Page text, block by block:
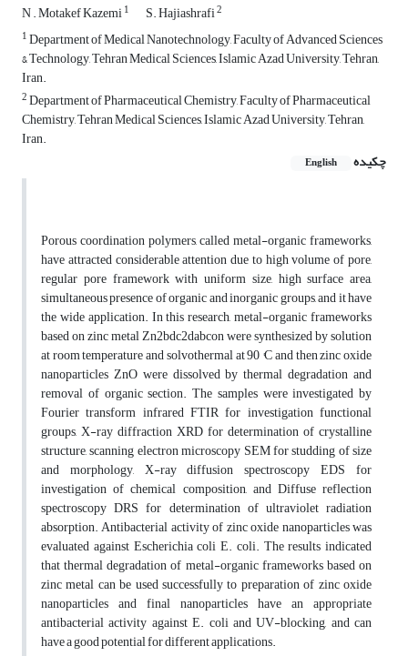
N . Motakef Kazemi1 S. Hajiashrafi2
1Department of Medical Nanotechnology, Faculty of Advanced Sciences
& Technology, Tehran Medical Sciences, Islamic Azad University, Tehran,
Iran.
2Department of Pharmaceutical Chemistry, Faculty of Pharmaceutical
Chemistry, Tehran Medical Sciences, Islamic Azad University, Tehran,
Iran.
چکیده
English
Porous coordination polymers, called metal-organic frameworks,
have attracted considerable attention due to high volume of pore,
regular pore framework with uniform size, high surface area,
simultaneous presence of organic and inorganic groups, and it have
the wide application. In this research, metal-organic frameworks
based on zinc metal Zn2bdc2dabcon were synthesized by solution
at room temperature and solvothermal at 90 °C and then zinc oxide
nanoparticles ZnO were dissolved by thermal degradation and
removal of organic section. The samples were investigated by
Fourier transform infrared FTIR for investigation functional
groups, X-ray diffraction XRD for determination of crystalline
structure, scanning electron microscopy SEM for studding of size
and morphology, X-ray diffusion spectroscopy EDS for
investigation of chemical composition, and Diffuse reflection
spectroscopy DRS for determination of ultraviolet radiation
absorption. Antibacterial activity of zinc oxide nanoparticles was
evaluated against Escherichia coli E. coli. The results indicated
that thermal degradation of metal-organic frameworks based on
zinc metal can be used successfully to preparation of zinc oxide
nanoparticles and final nanoparticles have an appropriate
antibacterial activity against E. coli and UV-blocking, and can
have a good potential for different applications.